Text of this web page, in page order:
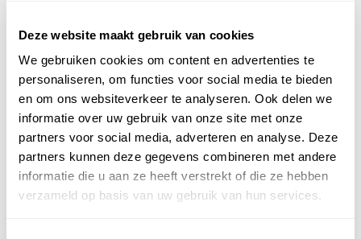
Deze website maakt gebruik van cookies
We gebruiken cookies om content en advertenties te
personaliseren, om functies voor social media te bieden
en om ons websiteverkeer te analyseren. Ook delen we
informatie over uw gebruik van onze site met onze
partners voor social media, adverteren en analyse. Deze
partners kunnen deze gegevens combineren met andere
informatie die u aan ze heeft verstrekt of die ze hebben
verzameld op basis van uw gebruik van hun services.